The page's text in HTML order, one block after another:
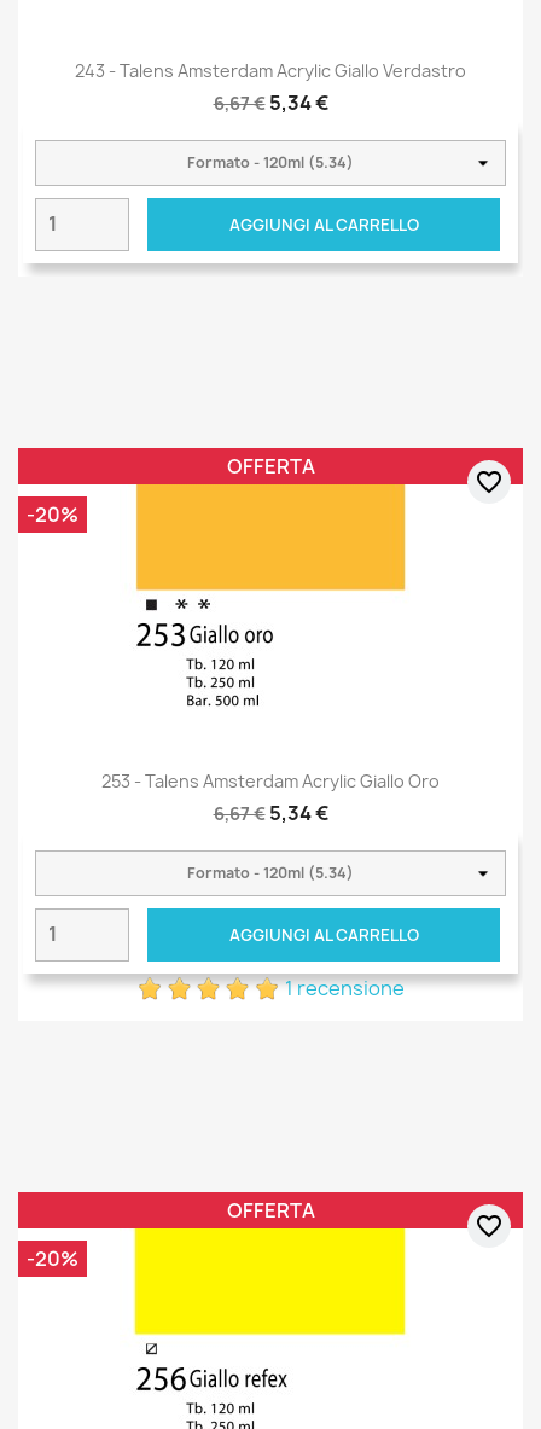
243 - Talens Amsterdam Acrylic Giallo Verdastro
6,67 € 5,34 €
AGGIUNGI AL CARRELLO
253 - Talens Amsterdam Acrylic Giallo Oro
6,67 € 5,34 €
AGGIUNGI AL CARRELLO
1 recensione
OFFERTA
-20%
favorite_border
OFFERTA
-20%
favorite_border